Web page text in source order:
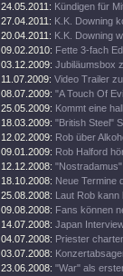
24.05.2011: Kündigen für
27.04.2011: K.K. Downing
20.04.2011: K.K. Downing
09.02.2010: Fette 3-fach
03.12.2009: Jubiläumsbox
11.07.2009: Video Trailer
08.07.2009: "A Touch Of
25.05.2009: Kommt eine
18.03.2009: "British Steel"
12.02.2009: Rob über
09.01.2009: Rob Halford
12.12.2008: "Nostradamus"
18.10.2008: Neue Termine
25.08.2008: Laut Rob kann
09.08.2008: Fans können
14.07.2008: Japan
04.07.2008: Priester
03.07.2008:
23.06.2008: "War" als